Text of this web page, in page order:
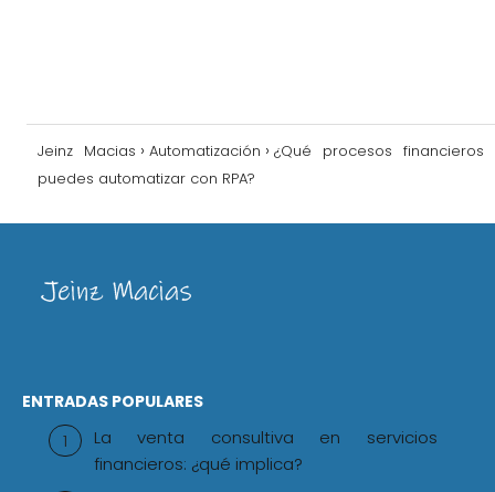
Jeinz Macias Automatización
¿Qué procesos financieros
puedes automatizar con RPA?
ENTRADAS POPULARES
La venta consultiva en servicios
financieros: ¿qué implica?